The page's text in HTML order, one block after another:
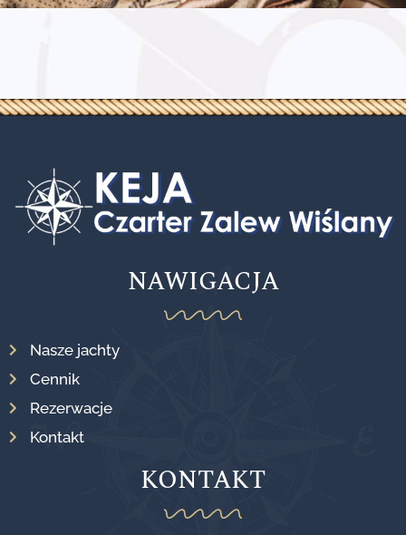
NAWIGACJA
Nasze jachty
Cennik
Rezerwacje
Kontakt
KONTAKT